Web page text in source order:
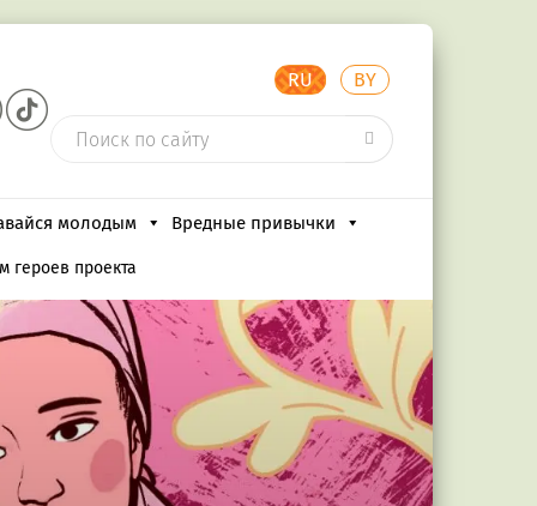
RU BY
молодым Вредные привычки
героев проекта